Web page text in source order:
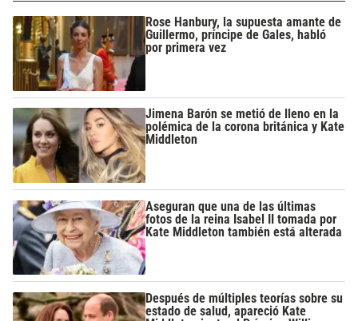
Rose Hanbury, la supuesta amante de
Guillermo, príncipe de Gales, habló
por primera vez
Jimena Barón se metió de lleno en la
polémica de la corona británica y Kate
Middleton
Aseguran que una de las últimas
fotos de la reina Isabel II tomada por
Kate Middleton también está alterada
Después de múltiples teorías sobre su
estado de salud, apareció Kate